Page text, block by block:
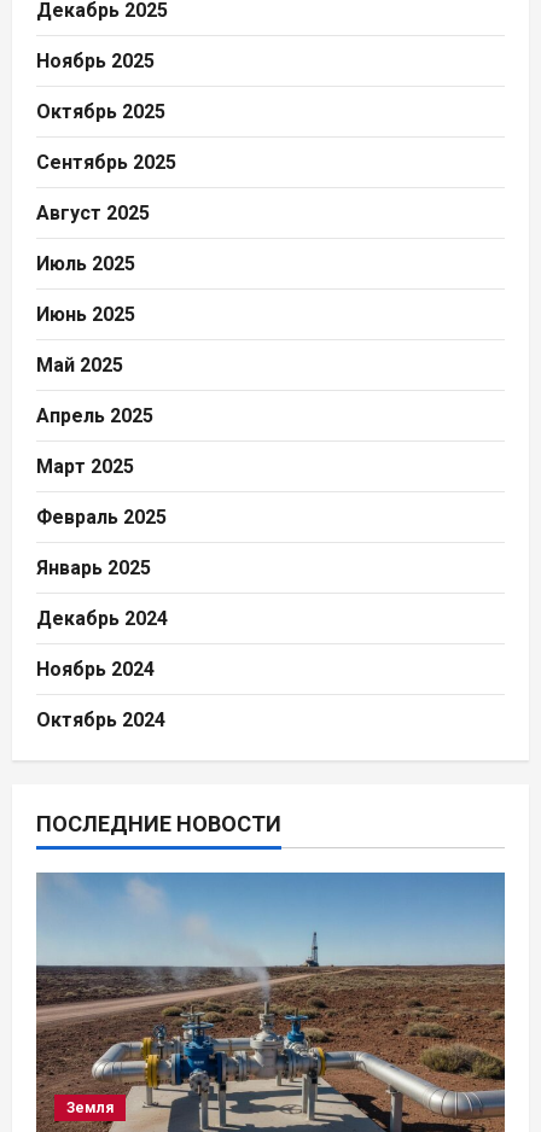
Декабрь 2025
Ноябрь 2025
Октябрь 2025
Сентябрь 2025
Август 2025
Июль 2025
Июнь 2025
Май 2025
Апрель 2025
Март 2025
Февраль 2025
Январь 2025
Декабрь 2024
Ноябрь 2024
Октябрь 2024
ПОСЛЕДНИЕ НОВОСТИ
Земля